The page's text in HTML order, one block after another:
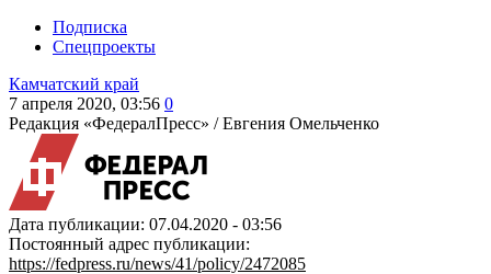
Подписка
Спецпроекты
Камчатский край
7 апреля 2020, 03:56 0
Редакция «ФедералПресс» /Евгения Омельченко
Дата публикации: 07.04.2020 - 03:56
Постоянный адрес публикации:
https://fedpress.ru/news/41/policy/2472085